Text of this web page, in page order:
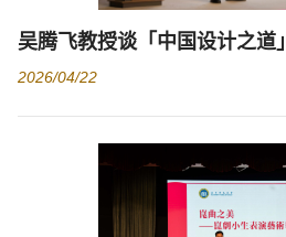
吴腾飞教授谈「中国设计之道」
2026/04/22